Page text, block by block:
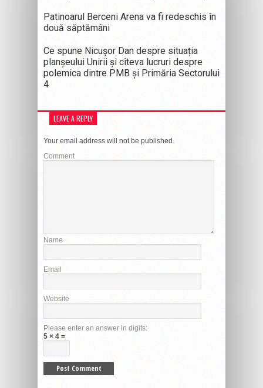
Patinoarul Berceni Arena va fi redeschis în
două săptămâni
Ce spune Nicușor Dan despre situația
planșeului Unirii și cîteva lucruri despre
polemica dintre PMB și Primăria Sectorului
4
LEAVE A REPLY
Your email address will not be published.
Comment
Name
Email
Website
Please enter an answer in digits:
5 × 4 =